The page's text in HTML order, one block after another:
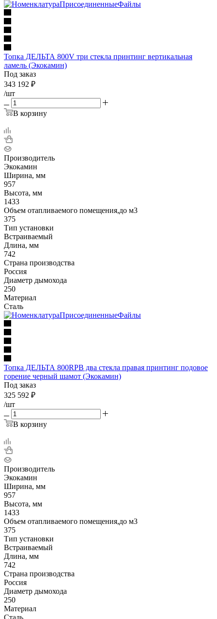
Топка ДЕЛЬТА 800V три стекла принтинг вертикальная
ламель (Экокамин)
Под заказ
343 192 ₽
/шт
В корзину
Производитель
Экокамин
Ширина, мм
957
Высота, мм
1433
Объем отапливаемого помещения,до м3
375
Тип установки
Встраиваемый
Длина, мм
742
Страна производства
Россия
Диаметр дымохода
250
Материал
Сталь
Топка ДЕЛЬТА 800RPB два стекла правая принтинг подовое
горение черный шамот (Экокамин)
Под заказ
325 592 ₽
/шт
В корзину
Производитель
Экокамин
Ширина, мм
957
Высота, мм
1433
Объем отапливаемого помещения,до м3
375
Тип установки
Встраиваемый
Длина, мм
742
Страна производства
Россия
Диаметр дымохода
250
Материал
Сталь